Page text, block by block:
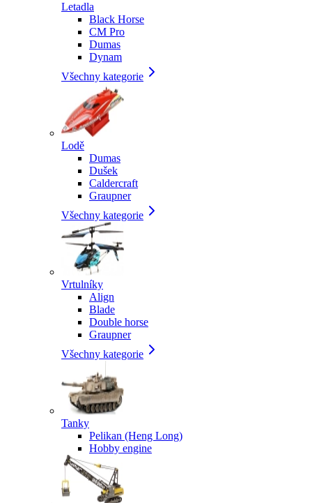
Letadla
Black Horse
CM Pro
Dumas
Dynam
Všechny kategorie
Lodě
Dumas
Dušek
Caldercraft
Graupner
Všechny kategorie
Vrtulníky
Align
Blade
Double horse
Graupner
Všechny kategorie
Tanky
Pelikan (Heng Long)
Hobby engine